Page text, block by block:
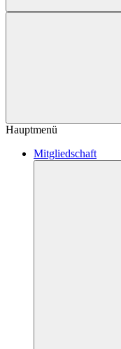
Hauptmenü
Mitgliedschaft